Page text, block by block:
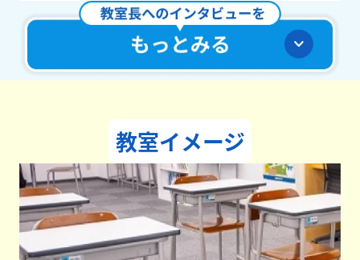
て関わっています。塾は勉強をする場所ですが、それと同
時に、生徒に元気や勇気を与える場所であると考えていま
す。楽しいときは楽しく、指導するときは指導するといっ
たメリハリを大切にコミュニケーションをとっています。
どんな教室づくりを目指していますか？
ンをとり、生徒自身で考えて答えを導き出せるよう並走す
ることを大切にしています。生徒のみなさんが「分かっ
た！」「楽しい！」と活発に授業を受けられるよう、全力
でサポートしていきます。
学生たちへメッセージをお願いします。
授業はもちろん、授業以外でも皆さんと関わる時間をとて
も大切にしています。将来の目標や夢に向かって前向きに
進んでいけるよう、全力でサポートします！お気軽にお問
い合わせください。
教室イメージ